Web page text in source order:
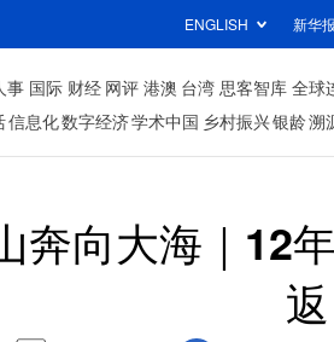
ENGLISH 新华
事 国际 财经 网评 港澳 台湾 思客智库 全球
信息化数字经济学术中国 乡村振兴银龄溯
奔向大海｜12
返